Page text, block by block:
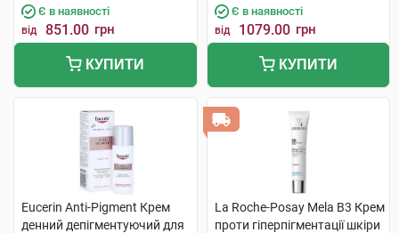
Є в наявності
від 851.00 грн
КУПИТИ
Є в наявності
від 1079.00 грн
КУПИТИ
Eucerin Anti-Pigment Крем
денний депігментуючий для
La Roche-Posay Mela B3 Крем
проти гіперпігментації шкіри